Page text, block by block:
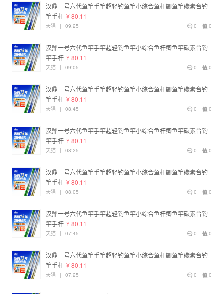
汉鼎一号六代鱼竿手竿超轻钓鱼竿小综合鱼杆鲫鱼竿碳素台钓
竿手杆 ¥ 80.11
0
0
天猫 | 09:25
汉鼎一号六代鱼竿手竿超轻钓鱼竿小综合鱼杆鲫鱼竿碳素台钓
竿手杆 ¥ 80.11
0
0
天猫 | 09:05
汉鼎一号六代鱼竿手竿超轻钓鱼竿小综合鱼杆鲫鱼竿碳素台钓
竿手杆 ¥ 80.11
0
0
天猫 | 08:45
汉鼎一号六代鱼竿手竿超轻钓鱼竿小综合鱼杆鲫鱼竿碳素台钓
竿手杆 ¥ 80.11
0
0
天猫 | 08:25
汉鼎一号六代鱼竿手竿超轻钓鱼竿小综合鱼杆鲫鱼竿碳素台钓
竿手杆 ¥ 80.11
0
0
天猫 | 08:05
汉鼎一号六代鱼竿手竿超轻钓鱼竿小综合鱼杆鲫鱼竿碳素台钓
竿手杆 ¥ 80.11
0
0
天猫 | 07:45
汉鼎一号六代鱼竿手竿超轻钓鱼竿小综合鱼杆鲫鱼竿碳素台钓
竿手杆 ¥ 80.11
0
0
天猫 | 07:25